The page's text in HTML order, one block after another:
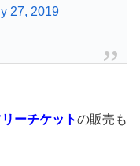
27, 2019
ーチケットの販売も